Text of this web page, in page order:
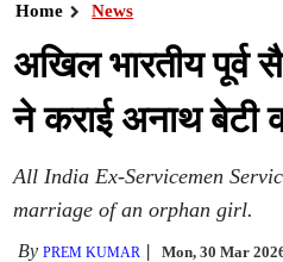
Home News
अखिल भारतीय पूर्व
ने कराई अनाथ बेटी
All India Ex-Servicemen
marriage of an orphan girl.
ByPREM KUMAR Mon, 30 Mar